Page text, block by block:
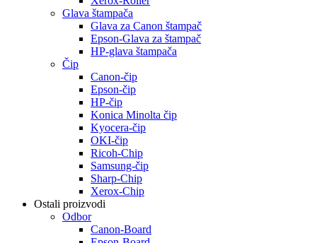
Glava štampača
Glava za Canon štampač
Epson-Glava za štampač
HP-glava štampača
Čip
Canon-čip
Epson-čip
HP-čip
Konica Minolta čip
Kyocera-čip
OKI-čip
Ricoh-Chip
Samsung-čip
Sharp-Chip
Xerox-Chip
Ostali proizvodi
Odbor
Canon-Board